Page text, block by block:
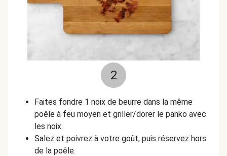
2
Faites fondre 1 noix de beurre dans la même
poêle à feu moyen et griller/dorer le panko avec
les noix.
Salez et poivrez à votre goût, puis réservez hors
de la poêle.